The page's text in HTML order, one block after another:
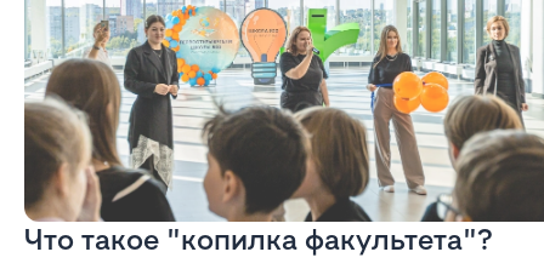
Что такое "копилка факультета"?